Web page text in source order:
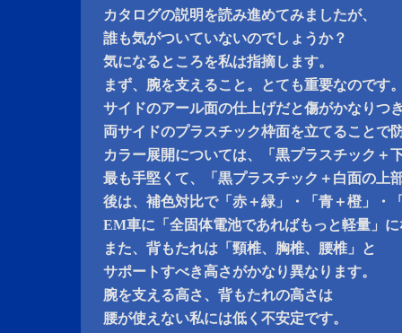
カタログの説明を読み進めてみましたが、
誰も気がついていないのでしょうか？
気になるところを私は指摘します。
まず、腕を支えること。とても重要なのです
サイドのアール面の仕上げだと傷がかなりつ
両サイドのプラスチック枠面を立てることで
カラー展開については、「黒プラスチック＋
最も手堅くて、「黒プラスチック＋白面の上
後は、補色対比で「赤＋緑」・「青＋橙」・
EM車に「全固体電池であればもっと軽量」
また、背もたれは「頸椎、胸椎、腰椎」と
サポートすべき高さがかなり異なります。
腕を支える高さ、背もたれの高さは
腰が使えない私には低く不安定です。